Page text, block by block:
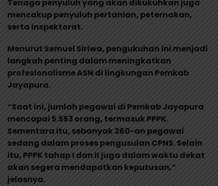
Tenaga penyuluh yang akan dikukuhkan juga
mencakup penyuluh pertanian, peternakan,
serta inspektorat.
Menurut Semuel Siriwa, pengukuhan ini menjadi
langkah penting dalam meningkatkan
profesionalisme ASN di lingkungan Pemkab
Jayapura.
“Saat ini, jumlah pegawai di Pemkab Jayapura
mencapai 5.553 orang, termasuk PPPK.
Sementara itu, sebanyak 260-an pegawai
sedang dalam proses pengusulan CPNS. Selain
itu, PPPK tahap I dan II juga dalam waktu dekat
akan segera mendapatkan keputusan,”
jelasnya.